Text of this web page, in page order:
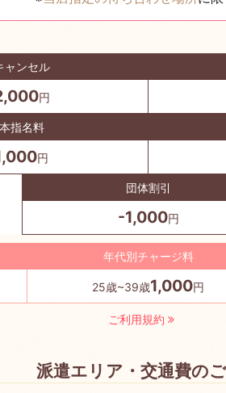
ャンセル
円
本指名料
円
団体割引
-1,000円
年代別チャージ料
25歳~39歳1,000円
ご利用規約
派遣エリア・交通費の